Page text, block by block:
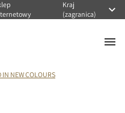
Kraj
(zagranica)
IN NEW COLOURS